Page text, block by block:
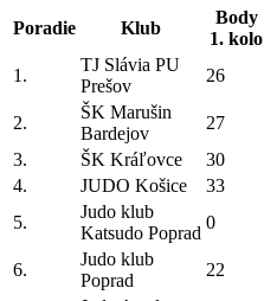
Poradie Klub
Body
1. kolo
1.
TJ Slávia PU
Prešov
26
2.
ŠK Marušin
Bardejov
27
3.
ŠK Kráľovce 30
4.
JUDO Košice 33
5.
Judo klub
Katsudo Poprad
0
6.
Judo klub
Poprad
22